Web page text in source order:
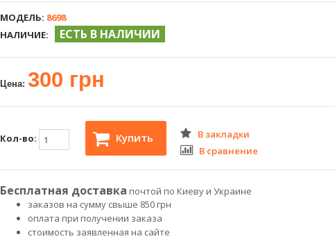
МОДЕЛЬ: 8698
НАЛИЧИЕ:
ЕСТЬ В НАЛИЧИИ
Цена: 300 грн
Кол-во: Купить
В закладки
В сравнение
Бесплатная доставка почтой по Киеву и Украине
заказов на сумму свыше 850 грн
оплата при получении заказа
стоимость заявленная на сайте